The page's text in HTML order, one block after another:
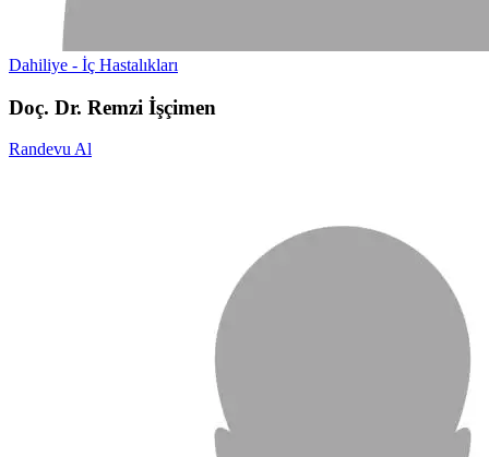
Dahiliye - İç Hastalıkları
Doç. Dr. Remzi İşçimen
Randevu Al